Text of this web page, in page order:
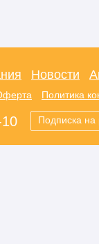
Новости
Политика
Подписка на